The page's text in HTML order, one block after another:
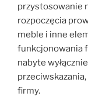
przystosowanie
rozpoczęcia
meble i inne
funkcjonowania
nabyte
firmy.